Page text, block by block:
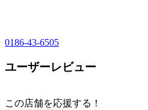
0186-43-6505
ユーザーレビュー
この店舗を応援する！